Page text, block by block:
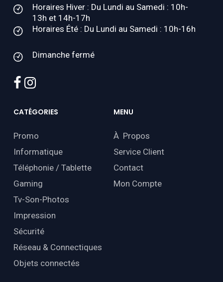
Horaires Hiver : Du Lundi au Samedi : 10h-
13h et 14h-17h
Horaires Été : Du Lundi au Samedi : 10h-16h
Dimanche fermé
facebook
instagram
CATÉGORIES
Promo
Informatique
Téléphonie / Tablette
Gaming
Tv-Son-Photos
Impression
Sécurité
Réseau & Connectiques
Objets connectés
MENU
À Propos
Service Client
Contact
Mon Compte